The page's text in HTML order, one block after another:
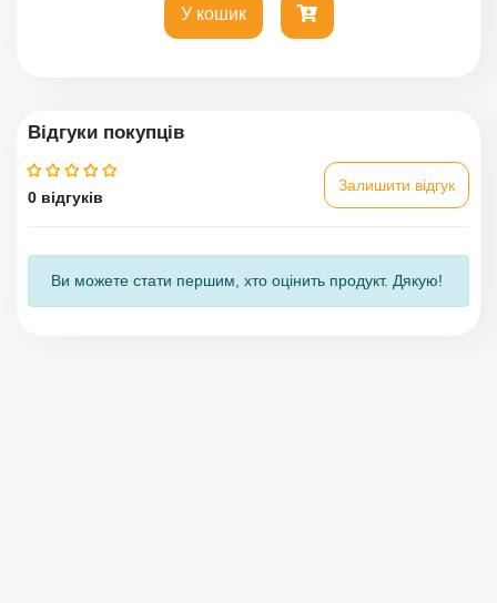
У кошик
Відгуки покупців
0 відгуків
Залишити відгук
Ви можете стати першим, хто оцінить продукт. Дякую!